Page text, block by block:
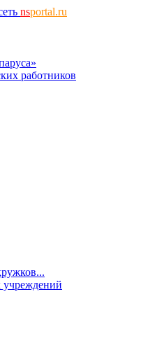
nsportal.ru
работников
учреждений